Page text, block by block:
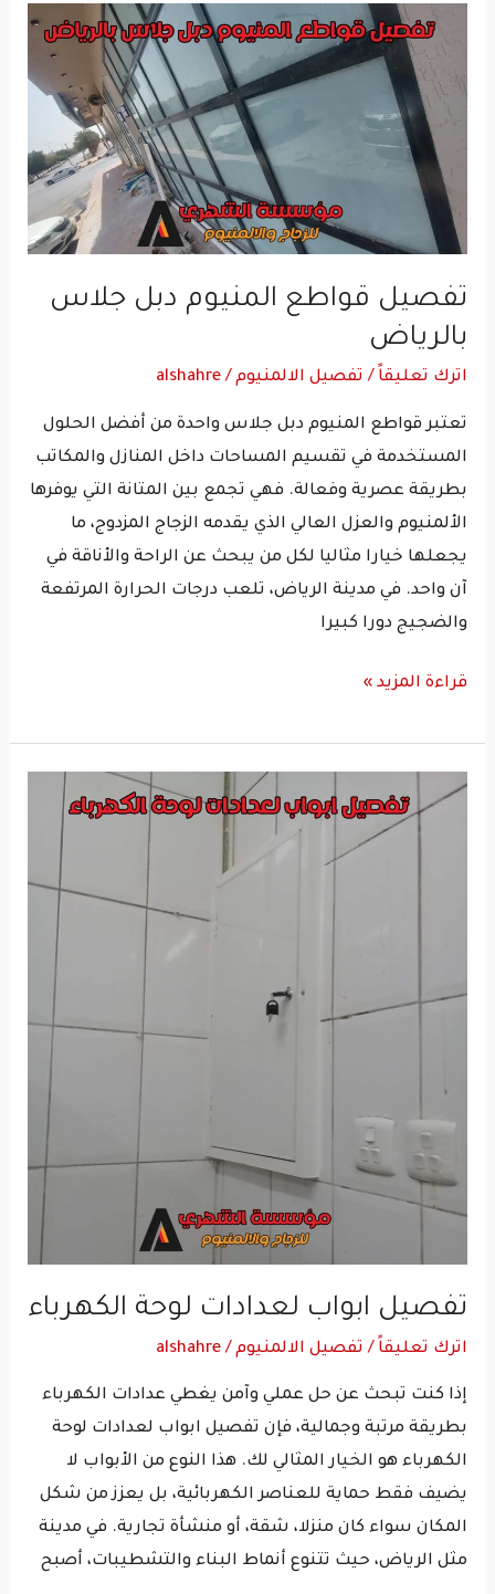
تفصيل قواطع المنيوم دبل جلاس
بالرياض
اترك تعليقاً / تفصيل الالمنيوم /
alshahre
تعتبر قواطع المنيوم دبل جلاس واحدة من أفضل الحلول
المستخدمة في تقسيم المساحات داخل المنازل والمكاتب
بطريقة عصرية وفعالة. فهي تجمع بين المتانة التي يوفرها
الألمنيوم والعزل العالي الذي يقدمه الزجاج المزدوج، ما
يجعلها خيارا مثاليا لكل من يبحث عن الراحة والأناقة في
آن واحد. في مدينة الرياض، تلعب درجات الحرارة المرتفعة
والضجيج دورا كبيرا
تفصيل
قواطع
المنيوم
دبل
جلاس
بالرياض
قراءة المزيد »
تفصيل ابواب لعدادات لوحة الكهرباء
اترك تعليقاً / تفصيل الالمنيوم /
alshahre
إذا كنت تبحث عن حل عملي وآمن يغطي عدادات الكهرباء
بطريقة مرتبة وجمالية، فإن تفصيل ابواب لعدادات لوحة
الكهرباء هو الخيار المثالي لك. هذا النوع من الأبواب لا
يضيف فقط حماية للعناصر الكهربائية، بل يعزز من شكل
المكان سواء كان منزلا، شقة، أو منشأة تجارية. في مدينة
مثل الرياض، حيث تتنوع أنماط البناء والتشطيبات، أصبح
تفصيل